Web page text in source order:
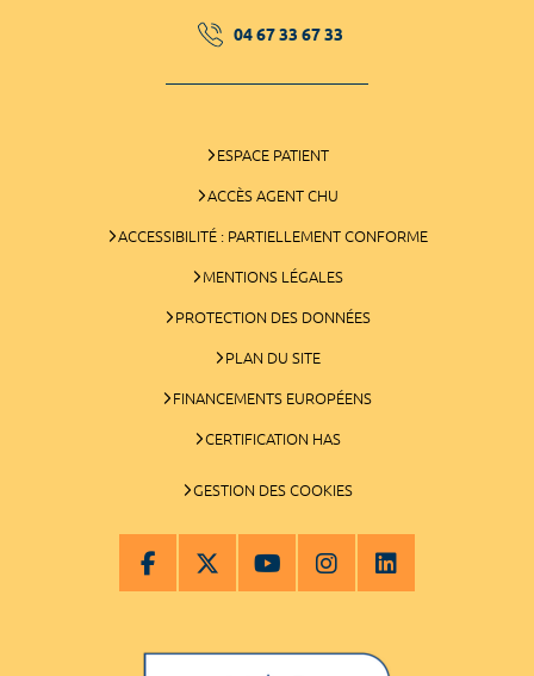
04 67 33 67 33
ESPACE PATIENT
ACCÈS AGENT CHU
ACCESSIBILITÉ : PARTIELLEMENT CONFORME
MENTIONS LÉGALES
PROTECTION DES DONNÉES
PLAN DU SITE
FINANCEMENTS EUROPÉENS
CERTIFICATION HAS
GESTION DES COOKIES